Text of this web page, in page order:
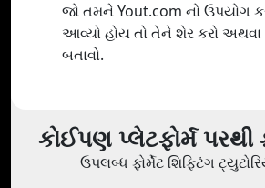
જો તમને Yout.com નો ઉપયોગ
આવ્યો હોય તો તેને શેર કરો અથવા
બતાવો.
કોઈપણ પ્લેટફોર્મ પરથી
ઉપલબ્ધ ફોર્મેટ શિફ્ટિંગ